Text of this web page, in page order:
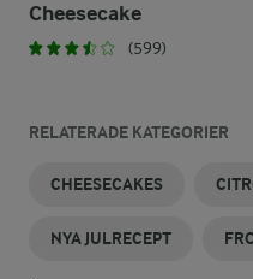
Cheesecake
(599)
RELATERADE KATEGORIER
CHEESECAKES
NYA JULRECEPT